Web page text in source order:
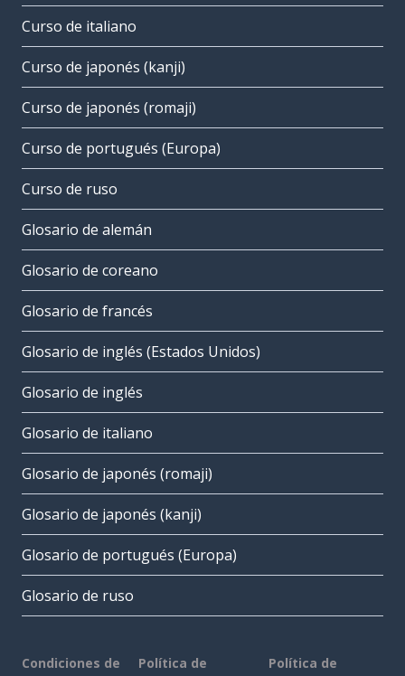
Curso de italiano
Curso de japonés (kanji)
Curso de japonés (romaji)
Curso de portugués (Europa)
Curso de ruso
Glosario de alemán
Glosario de coreano
Glosario de francés
Glosario de inglés (Estados Unidos)
Glosario de inglés
Glosario de italiano
Glosario de japonés (romaji)
Glosario de japonés (kanji)
Glosario de portugués (Europa)
Glosario de ruso
Condiciones de
Política de
Política de